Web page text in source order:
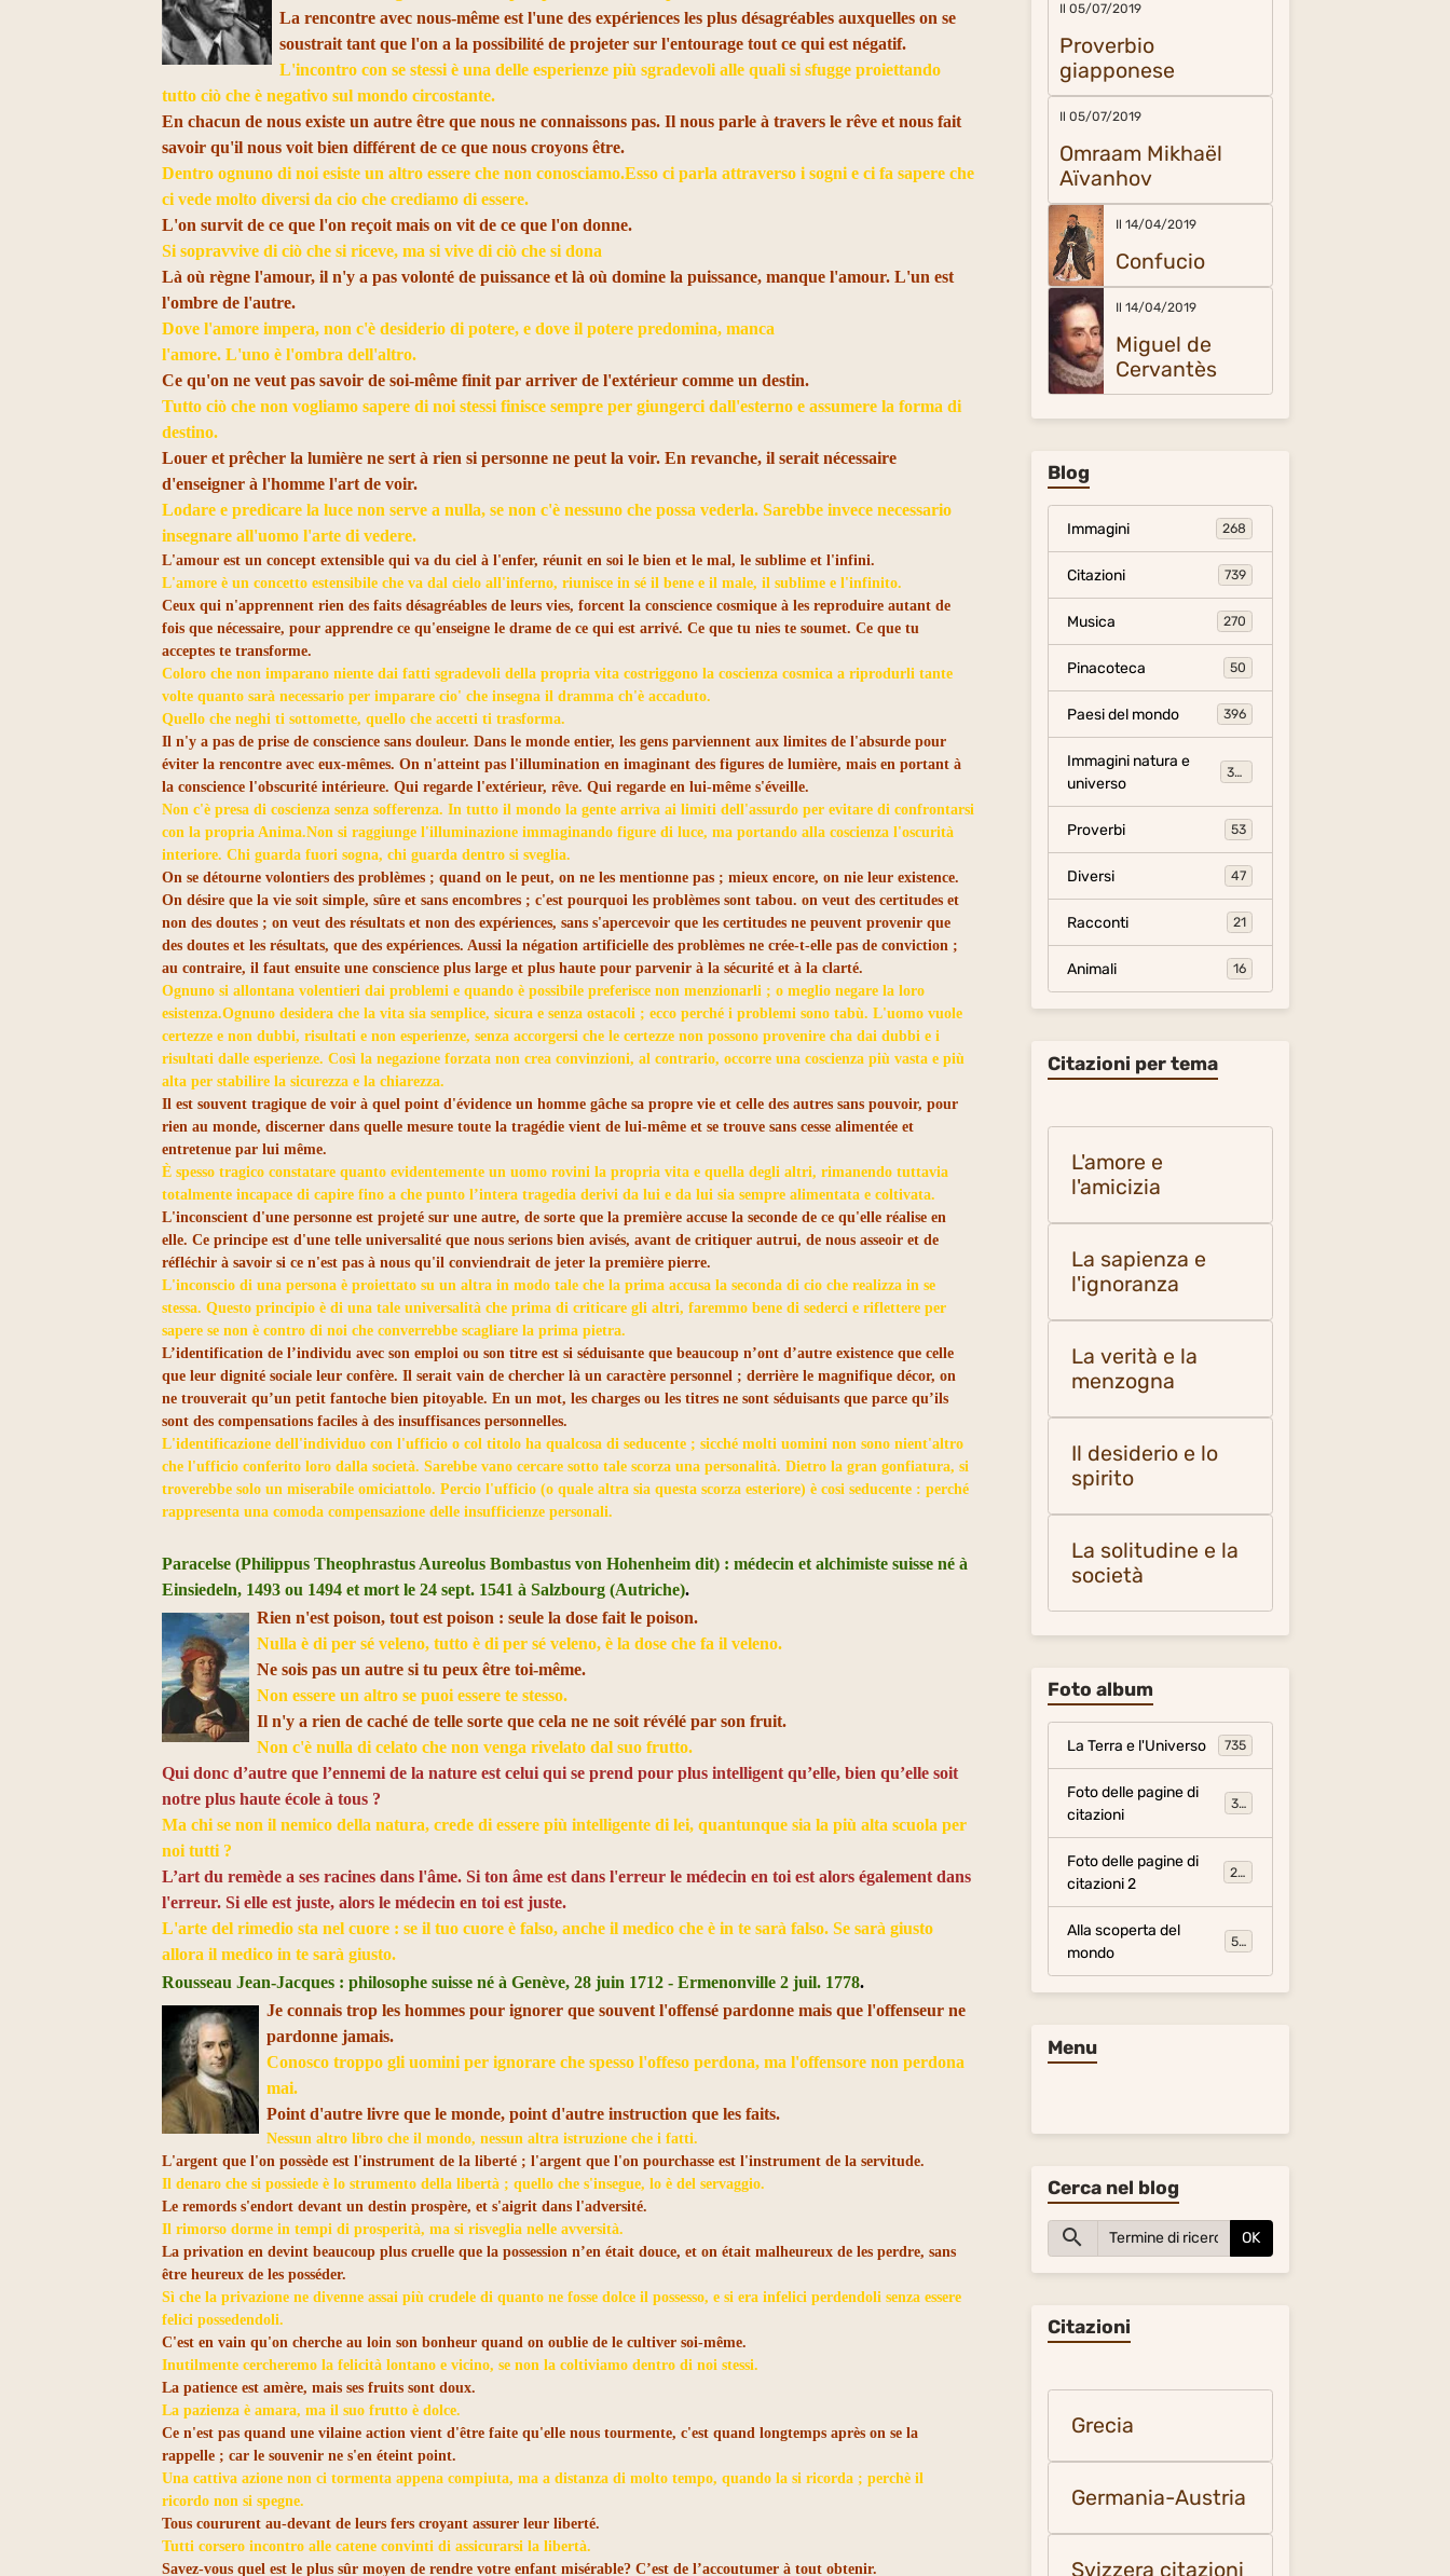
La rencontre avec nous-même est l'une des expériences les plus désagréables auxquelles on se
soustrait tant que l'on a la possibilité de projeter sur l'entourage tout ce qui est négatif.
L'incontro con se stessi è una delle esperienze più sgradevoli alle quali si sfugge proiettando
tutto ciò che è negativo sul mondo circostante.
En chacun de nous existe un autre être que nous ne connaissons pas. Il nous parle à travers le rêve et nous fait
savoir qu'il nous voit bien différent de ce que nous croyons être.
Dentro ognuno di noi esiste un altro essere che non conosciamo.Esso ci parla attraverso i sogni e ci fa sapere che
ci vede molto diversi da cio che crediamo di essere.
L'on survit de ce que l'on reçoit mais on vit de ce que l'on donne.
Si sopravvive di ciò che si riceve, ma si vive di ciò che si dona
Là où règne l'amour, il n'y a pas volonté de puissance et là où domine la puissance, manque l'amour. L'un est
l'ombre de l'autre.
Dove l'amore impera, non c'è desiderio di potere, e dove il potere predomina, manca
l'amore. L'uno è l'ombra dell'altro.
Ce qu'on ne veut pas savoir de soi-même finit par arriver de l'extérieur comme un destin.
Tutto ciò che non vogliamo sapere di noi stessi finisce sempre per giungerci dall'esterno e assumere la forma di
destino.
Louer et prêcher la lumière ne sert à rien si personne ne peut la voir. En revanche, il serait nécessaire
d'enseigner à l'homme l'art de voir.
Lodare e predicare la luce non serve a nulla, se non c'è nessuno che possa vederla. Sarebbe invece necessario
insegnare all'uomo l'arte di vedere.
L'amour est un concept extensible qui va du ciel à l'enfer, réunit en soi le bien et le mal, le sublime et l'infini.
L'amore è un concetto estensibile che va dal cielo all'inferno, riunisce in sé il bene e il male, il sublime e l'infinito.
Ceux qui n'apprennent rien des faits désagréables de leurs vies, forcent la conscience cosmique à les reproduire autant de
fois que nécessaire, pour apprendre ce qu'enseigne le drame de ce qui est arrivé. Ce que tu nies te soumet. Ce que tu
acceptes te transforme.
Coloro che non imparano niente dai fatti sgradevoli della propria vita costriggono la coscienza cosmica a riprodurli tante
volte quanto sarà necessario per imparare cio' che insegna il dramma ch'è accaduto.
Quello che neghi ti sottomette, quello che accetti ti trasforma.
Il n'y a pas de prise de conscience sans douleur. Dans le monde entier, les gens parviennent aux limites de l'absurde pour
éviter la rencontre avec eux-mêmes. On n'atteint pas l'illumination en imaginant des figures de lumière, mais en portant à
la conscience l'obscurité intérieure. Qui regarde l'extérieur, rêve. Qui regarde en lui-même s'éveille.
Non c'è presa di coscienza senza sofferenza. In tutto il mondo la gente arriva ai limiti dell'assurdo per evitare di confrontarsi
con la propria Anima.Non si raggiunge l'illuminazione immaginando figure di luce, ma portando alla coscienza l'oscurità
interiore. Chi guarda fuori sogna, chi guarda dentro si sveglia.
On se détourne volontiers des problèmes ; quand on le peut, on ne les mentionne pas ; mieux encore, on nie leur existence.
On désire que la vie soit simple, sûre et sans encombres ; c'est pourquoi les problèmes sont tabou. on veut des certitudes et
non des doutes ; on veut des résultats et non des expériences, sans s'apercevoir que les certitudes ne peuvent provenir que
des doutes et les résultats, que des expériences. Aussi la négation artificielle des problèmes ne crée-t-elle pas de conviction ;
au contraire, il faut ensuite une conscience plus large et plus haute pour parvenir à la sécurité et à la clarté.
Ognuno si allontana volentieri dai problemi e quando è possibile preferisce non menzionarli ; o meglio negare la loro
esistenza.Ognuno desidera che la vita sia semplice, sicura e senza ostacoli ; ecco perché i problemi sono tabù. L'uomo vuole
certezze e non dubbi, risultati e non esperienze, senza accorgersi che le certezze non possono provenire cha dai dubbi e i
risultati dalle esperienze. Così la negazione forzata non crea convinzioni, al contrario, occorre una coscienza più vasta e più
alta per stabilire la sicurezza e la chiarezza.
Il est souvent tragique de voir à quel point d'évidence un homme gâche sa propre vie et celle des autres sans pouvoir, pour
rien au monde, discerner dans quelle mesure toute la tragédie vient de lui-même et se trouve sans cesse alimentée et
entretenue par lui même.
È spesso tragico constatare quanto evidentemente un uomo rovini la propria vita e quella degli altri, rimanendo tuttavia
totalmente incapace di capire fino a che punto l’intera tragedia derivi da lui e da lui sia sempre alimentata e coltivata.
L'inconscient d'une personne est projeté sur une autre, de sorte que la première accuse la seconde de ce qu'elle réalise en
elle. Ce principe est d'une telle universalité que nous serions bien avisés, avant de critiquer autrui, de nous asseoir et de
réfléchir à savoir si ce n'est pas à nous qu'il conviendrait de jeter la première pierre.
L'inconscio di una persona è proiettato su un altra in modo tale che la prima accusa la seconda di cio che realizza in se
stessa. Questo principio è di una tale universalità che prima di criticare gli altri, faremmo bene di sederci e riflettere per
sapere se non è contro di noi che converrebbe scagliare la prima pietra.
L’identification de l’individu avec son emploi ou son titre est si séduisante que beaucoup n’ont d’autre existence que celle
que leur dignité sociale leur confère. Il serait vain de chercher là un caractère personnel ; derrière le magnifique décor, on
ne trouverait qu’un petit fantoche bien pitoyable. En un mot, les charges ou les titres ne sont séduisants que parce qu’ils
sont des compensations faciles à des insuffisances personnelles.
L'identificazione dell'individuo con l'ufficio o col titolo ha qualcosa di seducente ; sicché molti uomini non sono nient'altro
che l'ufficio conferito loro dalla società. Sarebbe vano cercare sotto tale scorza una personalità. Dietro la gran gonfiatura, si
troverebbe solo un miserabile omiciattolo. Percio l'ufficio (o quale altra sia questa scorza esteriore) è cosi seducente : perché
rappresenta una comoda compensazione delle insufficienze personali.
Paracelse (Philippus Theophrastus Aureolus Bombastus von Hohenheim dit) : médecin et alchimiste suisse né à
Einsiedeln, 1493 ou 1494 et mort le 24 sept. 1541 à Salzbourg (Autriche).
Rien n'est poison, tout est poison : seule la dose fait le poison.
Nulla è di per sé veleno, tutto è di per sé veleno, è la dose che fa il veleno.
Ne sois pas un autre si tu peux être toi-même.
Non essere un altro se puoi essere te stesso.
Il n'y a rien de caché de telle sorte que cela ne ne soit révélé par son fruit.
Non c'è nulla di celato che non venga rivelato dal suo frutto.
Qui donc d’autre que l’ennemi de la nature est celui qui se prend pour plus intelligent qu’elle, bien qu’elle soit
notre plus haute école à tous ?
Ma chi se non il nemico della natura, crede di essere più intelligente di lei, quantunque sia la più alta scuola per
noi tutti ?​
L’art du remède a ses racines dans l'âme. Si ton âme est dans l'erreur le médecin en toi est alors également dans
l'erreur. Si elle est juste, alors le médecin en toi est juste.
L'arte del rimedio sta nel cuore : se il tuo cuore è falso, anche il medico che è in te sarà falso. Se sarà giusto
allora il medico in te sarà giusto.
Rousseau Jean-Jacques : philosophe suisse né à Genève, 28 juin 1712 - Ermenonville 2 juil. 1778.
Je connais trop les hommes pour ignorer que souvent l'offensé pardonne mais que l'offenseur ne
pardonne jamais.
Conosco troppo gli uomini per ignorare che spesso l'offeso perdona, ma l'offensore non perdona
mai.
Point d'autre livre que le monde, point d'autre instruction que les faits.
Nessun altro libro che il mondo, nessun altra istruzione che i fatti.
L'argent que l'on possède est l'instrument de la liberté ; l'argent que l'on pourchasse est l'instrument de la servitude.
Il denaro che si possiede è lo strumento della libertà ; quello che s'insegue, lo è del servaggio.
Le remords s'endort devant un destin prospère, et s'aigrit dans l'adversité.
Il rimorso dorme in tempi di prosperità, ma si risveglia nelle avversità.
La privation en devint beaucoup plus cruelle que la possession n’en était douce, et on était malheureux de les perdre, sans
être heureux de les posséder.
Sì che la privazione ne divenne assai più crudele di quanto ne fosse dolce il possesso, e si era infelici perdendoli senza essere
felici possedendoli.
C'est en vain qu'on cherche au loin son bonheur quand on oublie de le cultiver soi-même.
Inutilmente cercheremo la felicità lontano e vicino, se non la coltiviamo dentro di noi stessi.
La patience est amère, mais ses fruits sont doux.
La pazienza è amara, ma il suo frutto è dolce.
Ce n'est pas quand une vilaine action vient d'être faite qu'elle nous tourmente, c'est quand longtemps après on se la
rappelle ; car le souvenir ne s'en éteint point.
Una cattiva azione non ci tormenta appena compiuta, ma a distanza di molto tempo, quando la si ricorda ; perchè il
ricordo non si spegne.
Tous coururent au-devant de leurs fers croyant assurer leur liberté.
Tutti corsero incontro alle catene convinti di assicurarsi la libertà.​
Savez-vous quel est le plus sûr moyen de rendre votre enfant misérable? C’est de l’accoutumer à tout obtenir.
Il 05/07/2019
Proverbio
giapponese
Il 05/07/2019
Omraam Mikhaël
Aïvanhov
Il 14/04/2019
Confucio
Il 14/04/2019
Miguel de
Cervantès
Blog
Immagini 268
Citazioni 739
Musica 270
Pinacoteca 50
Paesi del mondo 396
Immagini natura e
universo
306
Proverbi 53
Diversi 47
Racconti 21
Animali 16
Citazioni per tema
L'amore e
l'amicizia
La sapienza e
l'ignoranza
La verità e la
menzogna
Il desiderio e lo
spirito
La solitudine e la
società
Foto album
La Terra e l'Universo 735
Foto delle pagine di
citazioni
317
Foto delle pagine di
citazioni 2
281
Alla scoperta del
mondo
54
Menu
Cerca nel blog
OK
Citazioni
Grecia
Germania-Austria
Svizzera citazioni